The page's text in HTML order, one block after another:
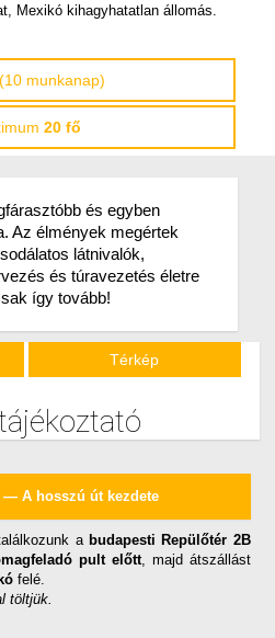
Mexikó kihagyhatatlan állomás.
munkanap)
20 fő
és egyben
Az élmények megértek
látnivalók,
és túravezetés életre
így tovább!
Térkép
— A hosszú út kezdete
a budapesti Repülőtér 2B
pult előtt, majd átszállást
felé.
töltjük.